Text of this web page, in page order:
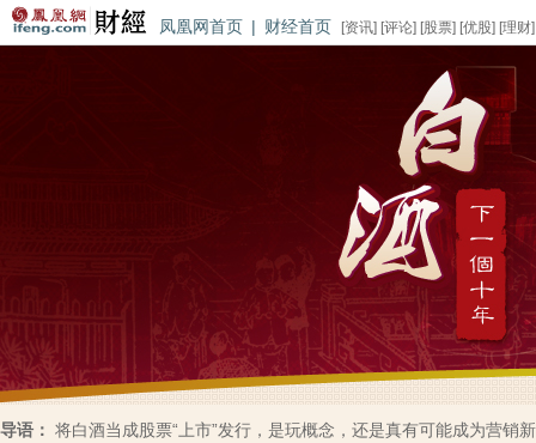
凤凰网首页 | 财经首页 [资讯] [评论] [股票] [优股] [理财
导语： 将白酒当成股票“上市”发行，是玩概念，还是真有可能成为营